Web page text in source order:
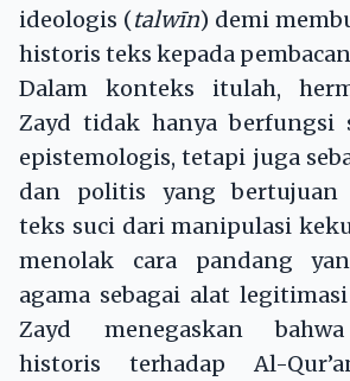
ideologis (talwīn) demi
historis teks kepada
Dalam konteks itulah,
Zayd tidak hanya berfungsi
epistemologis, tetapi juga
dan politis yang bertujuan
teks suci dari manipulasi
menolak cara pandang
agama sebagai alat
Zayd menegaskan
historis terhadap Al-